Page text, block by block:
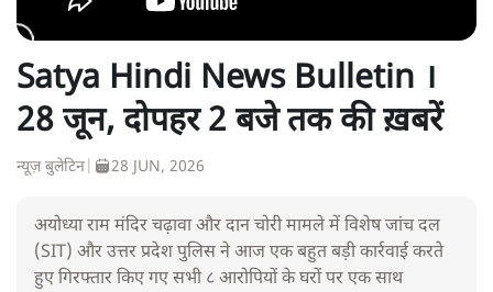
Satya Hindi News Bulletin ।
28 जून, दोपहर 2 बजे तक की ख़बरें
न्यूज़ बुलेटिन 28 JUN, 2026
अयोध्या राम मंदिर चढ़ावा और दान चोरी मामले में विशेष जांच दल
(SIT) और उत्तर प्रदेश पुलिस ने आज एक बहुत बड़ी कार्रवाई करते
हुए गिरफ्तार किए गए सभी ८ आरोपियों के घरों पर एक साथ